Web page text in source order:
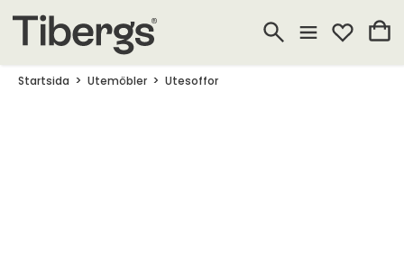
Startsida Utemöbler Utesoffor